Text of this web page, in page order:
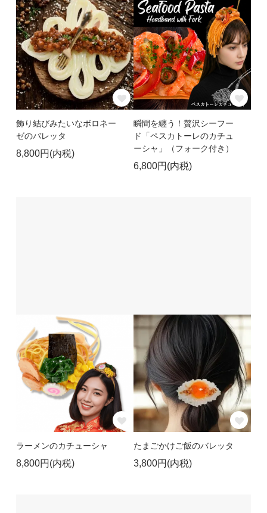
飾り結びみたいなボロネー
ゼのバレッタ
8,800円(内税)
瞬間を纏う！贅沢シーフー
ド「ペスカトーレのカチュ
ーシャ」（フォーク付き）
6,800円(内税)
ラーメンのカチューシャ
8,800円(内税)
たまごかけご飯のバレッタ
3,800円(内税)